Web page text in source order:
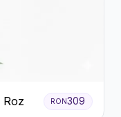
RON309